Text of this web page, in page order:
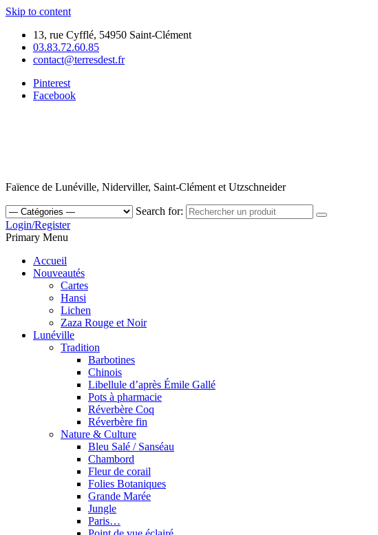
Skip to content
13, rue Cyfflé, 54950 Saint-Clément
03.83.72.60.85
contact@terresdest.fr
Pinterest
Facebook
Faïence de Lunéville, Niderviller, Saint-Clément et Utzschneider
Search for:
Login/Register
Primary Menu
Accueil
Nouveautés
Cartes
Hansi
Lichen
Zaza Rouge et Noir
Lunéville
Tradition
Barbotines
Chinois
Libellule d’après Émile Gallé
Pots à pharmacie
Réverbère Coq
Réverbère fin
Nature & Culture
Bleu Salé / Sanséau
Chambord
Fleur de corail
Folies Botaniques
Grande Marée
Jungle
Paris…